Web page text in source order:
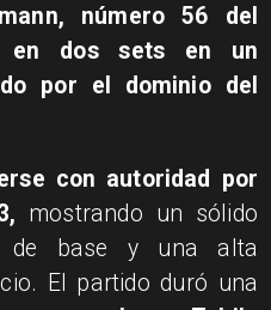
número 56 del
en dos sets en un
por el dominio del
con autoridad por
mostrando un sólido
de base y una alta
El partido duró una